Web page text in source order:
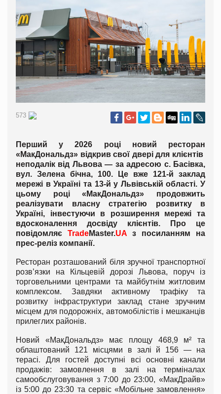
573
Перший у 2026 році новий ресторан
«МакДональдз» відкрив свої двері для клієнтів
неподалік від Львова — за адресою с. Басівка,
вул. Зелена бічна, 100. Це вже 121-й заклад
мережі в Україні та 13-й у Львівській області. У
цьому році «МакДональдз» продовжить
реалізувати власну стратегію розвитку в
Україні, інвестуючи в розширення мережі та
вдосконалення досвіду клієнтів. Про це
повідомляє TradeMaster.UA з посиланням на
прес-реліз компанії.
Ресторан розташований біля зручної транспортної
розв’язки на Кільцевій дорозі Львова, поруч із
торговельними центрами та майбутнім житловим
комплексом. Завдяки активному трафіку та
розвитку інфраструктури заклад стане зручним
місцем для подорожніх, автомобілістів і мешканців
прилеглих районів.
Новий «МакДональдз» має площу 468,9 м² та
облаштований 121 місцями в залі й 156 — на
терасі. Для гостей доступні всі основні канали
продажів: замовлення в залі на терміналах
самообслуговування з 7:00 до 23:00, «МакДрайв»
із 5:00 до 23:30 та сервіс «Мобільне замовлення»